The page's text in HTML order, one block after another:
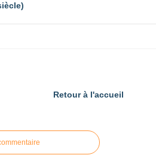
Retour à l'accueil